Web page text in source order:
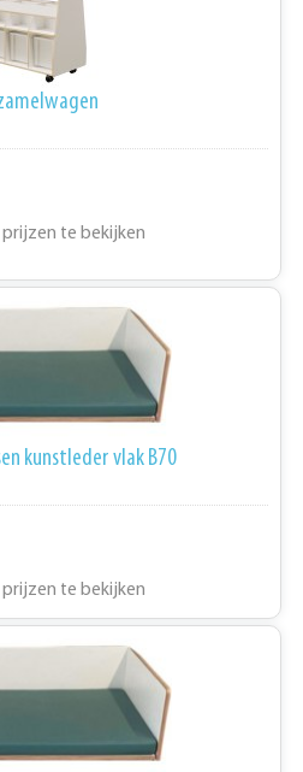
te bekijken
kunstleder vlak B70
te bekijken